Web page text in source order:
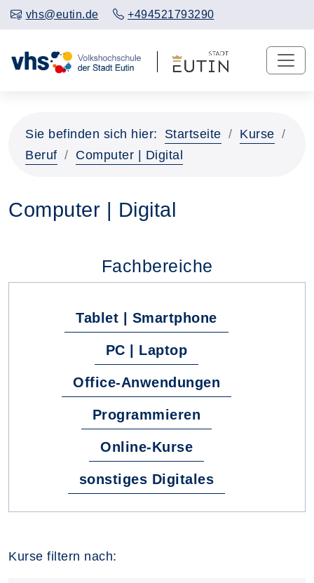
vhs@eutin.de +494521793290
Sie befinden sich hier: Startseite
Kurse
Beruf
Computer | Digital
Computer | Digital
Fachbereiche
Tablet | Smartphone
PC | Laptop
Office-Anwendungen
Programmieren
Online-Kurse
sonstiges Digitales
Kurse filtern nach: